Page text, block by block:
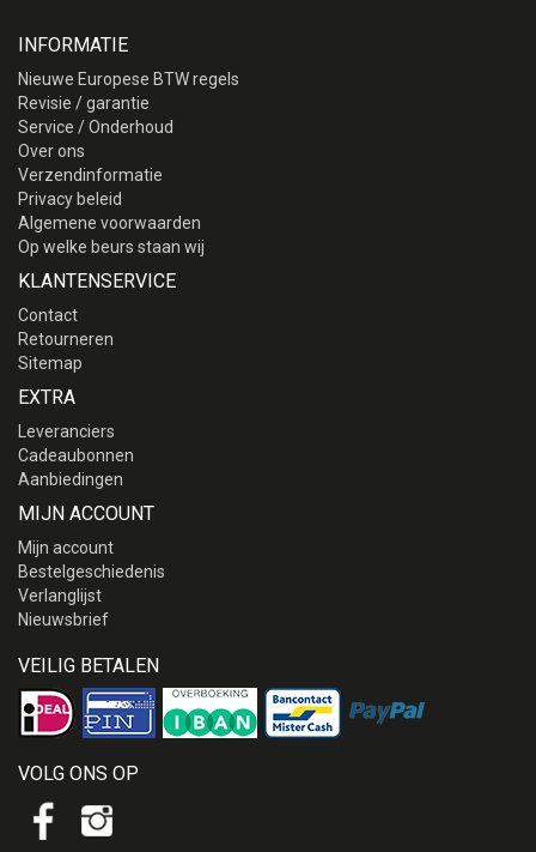
INFORMATIE
Nieuwe Europese BTW regels
Revisie / garantie
Service / Onderhoud
Over ons
Verzendinformatie
Privacy beleid
Algemene voorwaarden
Op welke beurs staan wij
KLANTENSERVICE
Contact
Retourneren
Sitemap
EXTRA
Leveranciers
Cadeaubonnen
Aanbiedingen
MIJN ACCOUNT
Mijn account
Bestelgeschiedenis
Verlanglijst
Nieuwsbrief
VEILIG BETALEN
VOLG ONS OP